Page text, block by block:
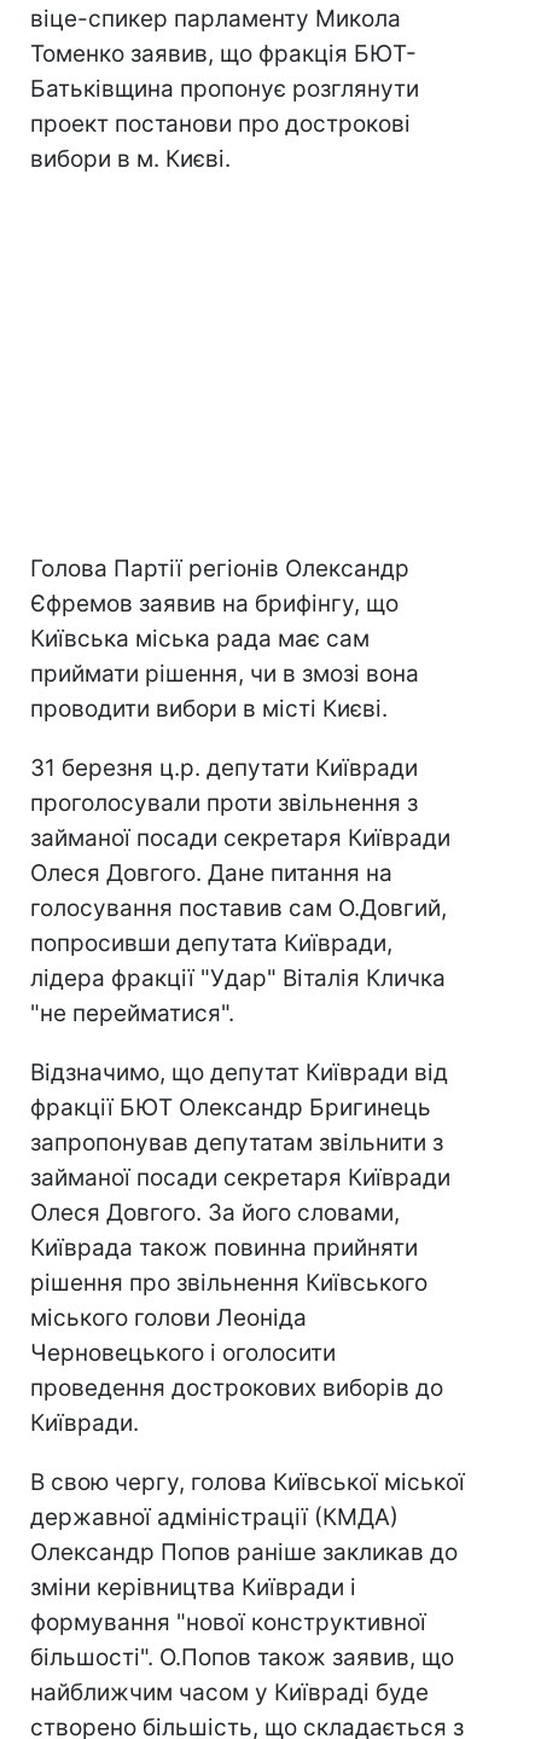
віце-спикер парламенту Микола
Томенко заявив, що фракція БЮТ-
Батьківщина пропонує розглянути
проект постанови про дострокові
вибори в м. Києві.
Голова Партії регіонів Олександр
Єфремов заявив на брифінгу, що
Київська міська рада має сам
приймати рішення, чи в змозі вона
проводити вибори в місті Києві.
31 березня ц.р. депутати Київради
проголосували проти звільнення з
займаної посади секретаря Київради
Олеся Довгого. Дане питання на
голосування поставив сам О.Довгий,
попросивши депутата Київради,
лідера фракції "Удар" Віталія Кличка
"не перейматися".
Відзначимо, що депутат Київради від
фракції БЮТ Олександр Бригинець
запропонував депутатам звільнити з
займаної посади секретаря Київради
Олеся Довгого. За його словами,
Київрада також повинна прийняти
рішення про звільнення Київського
міського голови Леоніда
Черновецького і оголосити
проведення дострокових виборів до
Київради.
В свою чергу, голова Київської міської
державної адміністрації (КМДА)
Олександр Попов раніше закликав до
зміни керівництва Київради і
формування "нової конструктивної
більшості". О.Попов також заявив, що
найближчим часом у Київраді буде
створено більшість, що складається з